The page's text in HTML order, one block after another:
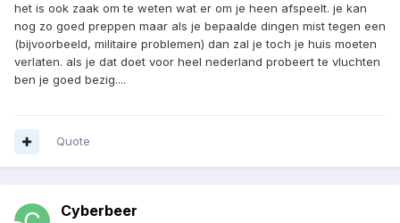
het is ook zaak om te weten wat er om je heen afspeelt. je kan
nog zo goed preppen maar als je bepaalde dingen mist tegen een
(bijvoorbeeld, militaire problemen) dan zal je toch je huis moeten
verlaten. als je dat doet voor heel nederland probeert te vluchten
ben je goed bezig....
Quote
Cyberbeer